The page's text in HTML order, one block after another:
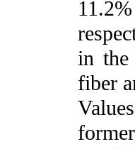
in the
fiber